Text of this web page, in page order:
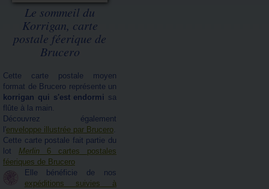
Le sommeil du
Korrigan, carte
postale féerique de
Brucero
Cette carte postale moyen
format de Brucero représente un
korrigan qui s'est endormi sa
flûte à la main.
Découvrez également
l'enveloppe illustrée par Brucero.
Cette carte postale fait partie du
lot Merlin 6 cartes postales
féeriques de Brucero
Elle bénéficie de nos
expéditions suivies à